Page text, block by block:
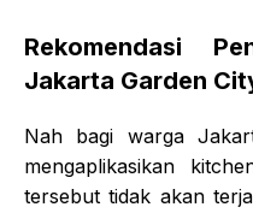
Rekomendasi
Jakarta Garden
Nah bagi warga
mengaplikasikan
tersebut tidak akan